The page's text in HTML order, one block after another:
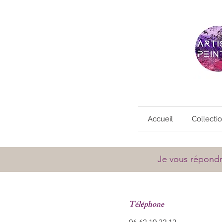
Accueil
Je vous
Téléphone